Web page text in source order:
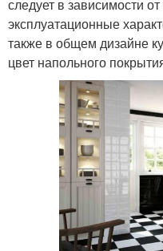
следует в зависимости от
эксплуатационные
также в общем дизайне
цвет напольного